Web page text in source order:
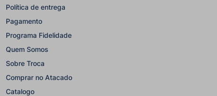
Política de entrega
Pagamento
Programa Fidelidade
Quem Somos
Sobre Troca
Comprar no Atacado
Catalogo